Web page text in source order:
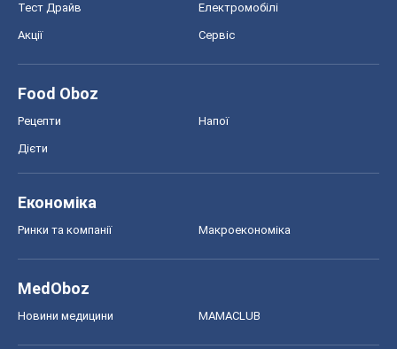
Тест Драйв Електромобілі
Акції Сервіс
Food Oboz
Рецепти Напої
Дієти
Економіка
Ринки та компанії Макроекономіка
MedOboz
Новини медицини MAMACLUB